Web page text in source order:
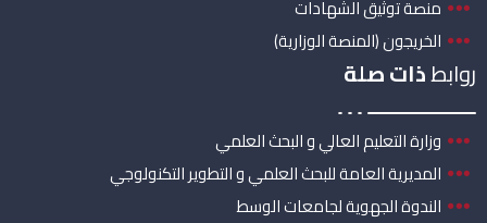
منصة توثيق الشهادات
الخريجون (المنصة الوزارية)
روابطذات صلة
وزارة التعليم العالي و البحث العلمي
المديرية العامة للبحث العلمي و التطوير التكنولوجي
الندوة الجهوية لجامعات الوسط